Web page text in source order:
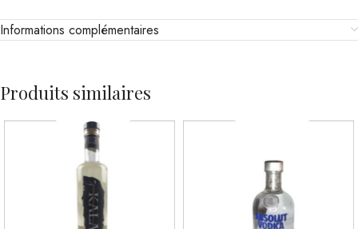
Informations complémentaires
Produits similaires